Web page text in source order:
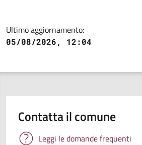
Ultimo aggiornamento:
05/08/2026, 12:04
Contatta il comune
Leggi le domande frequenti